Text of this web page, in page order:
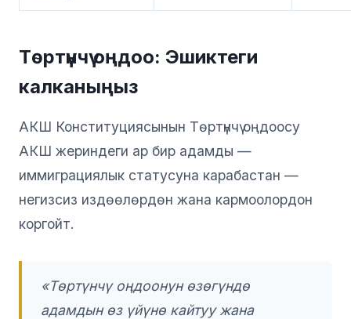
Төртүнчү оңдоо: Эшиктеги
калканыңыз
АКШ Конституциясынын Төртүнчү оңдоосу
АКШ жериндеги ар бир адамды —
иммиграциялык статусуна карабастан —
негизсиз издөөлөрдөн жана кармоолордон
коргойт.
«Төртүнчү оңдоонун өзөгүндө
адамдын өз үйүнө кайтуу жана